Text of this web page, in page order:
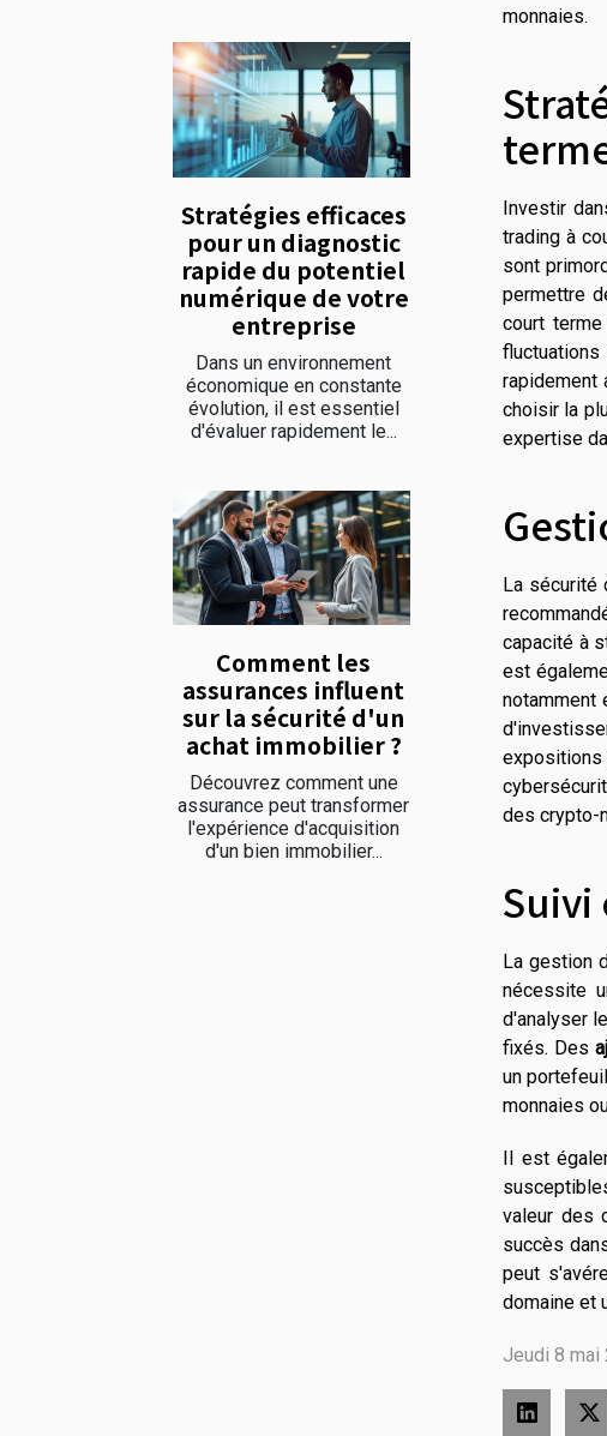
Stratégies efficaces
pour un diagnostic
rapide du potentiel
numérique de votre
entreprise
Dans un environnement
économique en constante
évolution, il est essentiel
d'évaluer rapidement le...
Comment les
assurances influent
sur la sécurité d'un
achat immobilier ?
Découvrez comment une
assurance peut transformer
l'expérience d'acquisition
d'un bien immobilier...
monnaies.
Investir
trading à
sont
permettre
court
rapidement
choisir la
expertise
La sécurité
capacité à
est
notamment
expositions
des crypto-
La gestion
nécessite
d'analyser
fixés. Des
un
monnaies
Il est
valeur des
succès
peut
domaine et
Jeudi 8 mai